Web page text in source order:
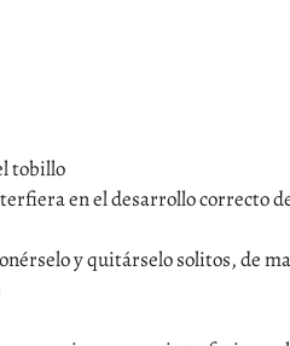
tobillo
en el desarrollo correcto
y quitárselo solitos, de